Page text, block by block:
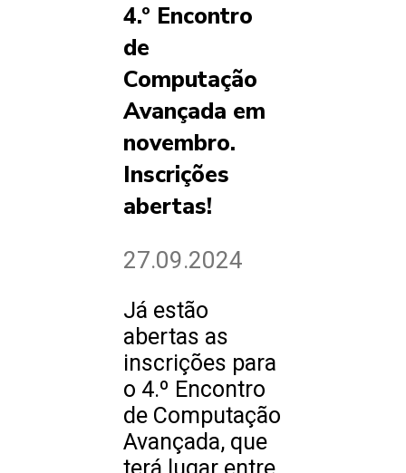
4.º Encontro
de
Computação
Avançada em
novembro.
Inscrições
abertas!
27.09.2024
Já estão
abertas as
inscrições para
o 4.º Encontro
de Computação
Avançada, que